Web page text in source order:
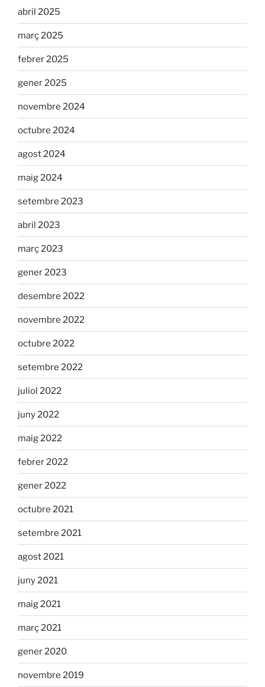
abril 2025
març 2025
febrer 2025
gener 2025
novembre 2024
octubre 2024
agost 2024
maig 2024
setembre 2023
abril 2023
març 2023
gener 2023
desembre 2022
novembre 2022
octubre 2022
setembre 2022
juliol 2022
juny 2022
maig 2022
febrer 2022
gener 2022
octubre 2021
setembre 2021
agost 2021
juny 2021
maig 2021
març 2021
gener 2020
novembre 2019